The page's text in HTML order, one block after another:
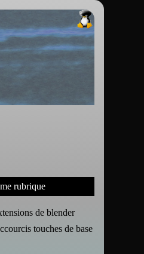
rubrique
de blender
touches de base